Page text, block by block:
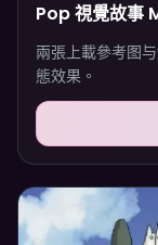
Pop 視覺故事
兩張上載參考图
態效果。